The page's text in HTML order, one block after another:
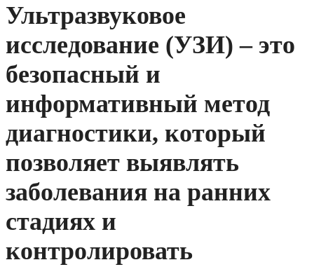
Ультразвуковое
исследование (УЗИ) – это
безопасный и
информативный метод
диагностики, который
позволяет выявлять
заболевания на ранних
стадиях и
контролировать